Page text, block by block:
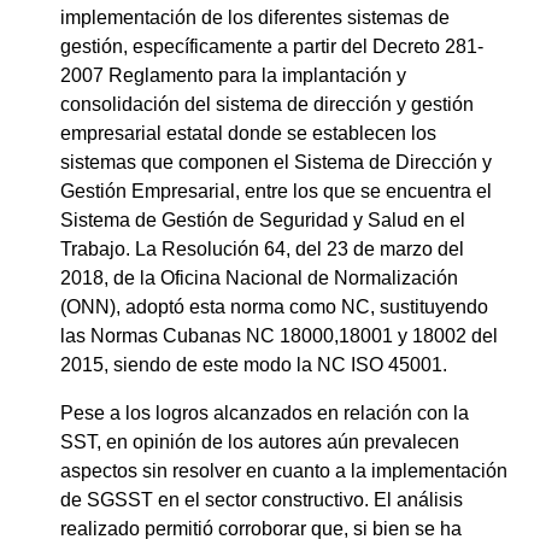
implementación de los diferentes sistemas de
gestión, específicamente a partir del Decreto 281-
2007 Reglamento para la implantación y
consolidación del sistema de dirección y gestión
empresarial estatal donde se establecen los
sistemas que componen el Sistema de Dirección y
Gestión Empresarial, entre los que se encuentra el
Sistema de Gestión de Seguridad y Salud en el
Trabajo. La Resolución 64, del 23 de marzo del
2018, de la Oficina Nacional de Normalización
(ONN), adoptó esta norma como NC, sustituyendo
las Normas Cubanas NC 18000,18001 y 18002 del
2015, siendo de este modo la NC ISO 45001.
Pese a los logros alcanzados en relación con la
SST, en opinión de los autores aún prevalecen
aspectos sin resolver en cuanto a la implementación
de SGSST en el sector constructivo. El análisis
realizado permitió corroborar que, si bien se ha